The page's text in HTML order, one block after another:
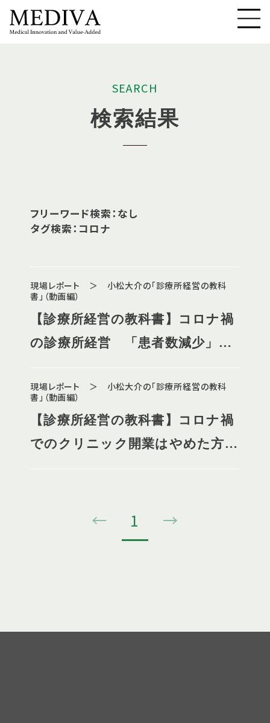
SEARCH
検索結果
フリーワード検索：なし
タグ検索：コロナ
現場レポート ＞ 小松大介の「診療所経営の教科
書」（動画編）
【診療所経営の教科書】コロナ禍
の診療所経営 「患者数減少」に
現場レポート ＞ 小松大介の「診療所経営の教科
書」（動画編）
【診療所経営の教科書】コロナ禍
でのクリニック開業はやめた方が
← 1 →